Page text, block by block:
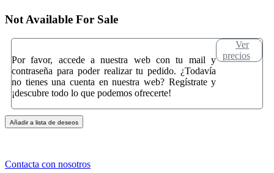
Not Available For Sale
Por favor, accede a nuestra web con tu mail y
contraseña para poder realizar tu pedido. ¿Todavía
no tienes una cuenta en nuestra web? Regístrate y
¡descubre todo lo que podemos ofrecerte!
Ver
precios
Añadir a lista de deseos
Contacta con nosotros